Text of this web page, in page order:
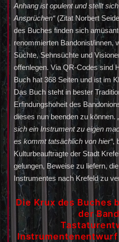
Anhang ist opulent und stellt
Ansprüchen“ (Zitat Norbert
des Buches finden sich
renommierten Bandonist/innen,
Süchte, Sehnsüchte und
offenlegen. Via QR-Codes sind
Buch hat 368 Seiten und ist im
Das Buch steht in bester
Erfindungshoheit des
dieses nun beenden zu können.
sich ein Instrument zu eigen
es kommt tatsächlich von hier“,
Kulturbeauftragte der Stadt
gelungen, Beweise zu liefern,
Instrumentes nach Krefeld zu
Die Krux des Buches
der